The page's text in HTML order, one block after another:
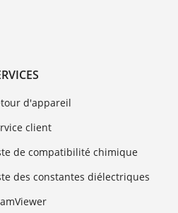
d'appareil
client
de compatibilité chimique
des constantes diélectriques